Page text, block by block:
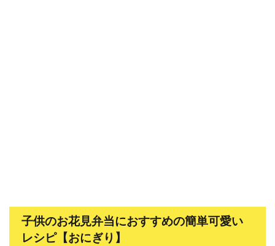
子供のお花見弁当におすすめの簡単可愛い
レシピ【おにぎり】